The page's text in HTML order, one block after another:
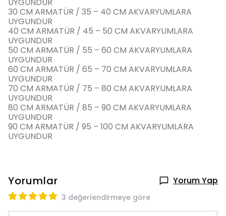
30 CM ARMATÜR / 35 – 40 CM AKVARYUMLARA
UYGUNDUR
40 CM ARMATÜR / 45 – 50 CM AKVARYUMLARA
UYGUNDUR
50 CM ARMATÜR / 55 – 60 CM AKVARYUMLARA
UYGUNDUR
60 CM ARMATÜR / 65 – 70 CM AKVARYUMLARA
UYGUNDUR
70 CM ARMATÜR / 75 – 80 CM AKVARYUMLARA
UYGUNDUR
80 CM ARMATÜR / 85 – 90 CM AKVARYUMLARA
UYGUNDUR
90 CM ARMATÜR / 95 – 100 CM AKVARYUMLARA
UYGUNDUR
Yorumlar Yorum Yap
3 değerlendirmeye göre